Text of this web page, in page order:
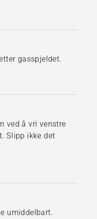
gasspjeldet.
ved å vri venstre
Slipp ikke det
umiddelbart.